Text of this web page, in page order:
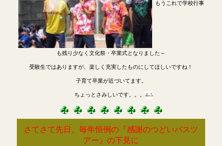
もうこれで学校行事
も残り少なく文化祭・卒業式となりました～
受験生ではありますが、楽しく充実したものにしてほしいですね！
子育て卒業が近づいてます。
ちょっとさみしいです。。。
さてさて先日、毎年恒例の『感謝のつどいバスツ
アー』の下見に